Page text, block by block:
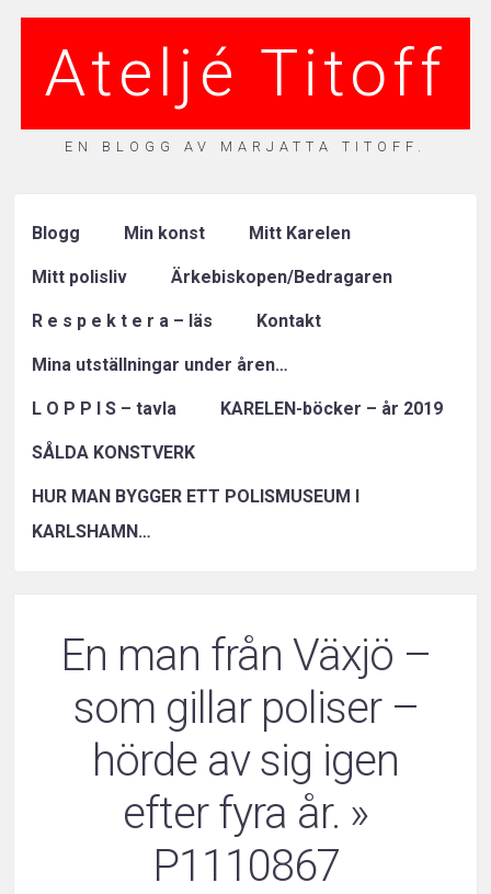
Ateljé Titoff
EN BLOGG AV MARJATTA TITOFF.
Blogg Min konst Mitt Karelen
Mitt polisliv Ärkebiskopen/Bedragaren
R e s p e k t e r a – läs Kontakt
Mina utställningar under åren…
L O P P I S – tavla KARELEN-böcker – år 2019
SÅLDA KONSTVERK
HUR MAN BYGGER ETT POLISMUSEUM I
KARLSHAMN…
En man från Växjö –
som gillar poliser –
hörde av sig igen
efter fyra år. »
P1110867